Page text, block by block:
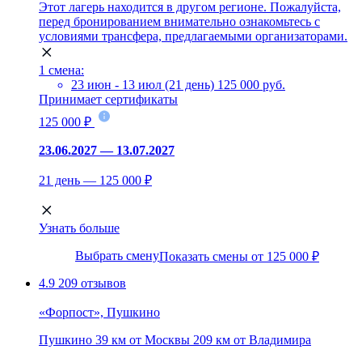
Этот лагерь находится в другом регионе. Пожалуйста,
перед бронированием внимательно ознакомьтесь с
условиями трансфера, предлагаемыми организаторами.
1 смена:
23 июн - 13 июл (21 день) 125 000 руб.
Принимает сертификаты
125 000 ₽
23.06.2027 — 13.07.2027
21 день — 125 000 ₽
Узнать больше
Выбрать сменуПоказать смены от 125 000 ₽
4.9 209 отзывов
«Форпост», Пушкино
Пушкино 39 км от Москвы 209 км от Владимира